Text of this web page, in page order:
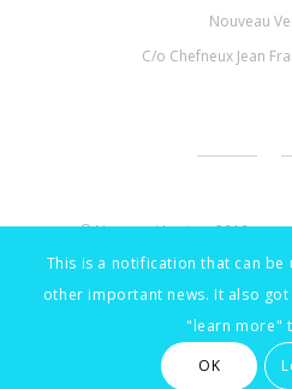
Nouveau
C/o Chefneux Jean
© NouveauVerviers 2019 –
This is a notification that can
other important news. It also
"learn more"
OK